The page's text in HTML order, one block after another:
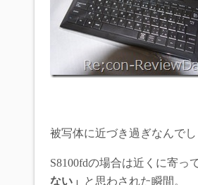
被写体に近づき過ぎなんでし
S8100fdの場合は近くに寄っ
ない」
と思わされた瞬間。